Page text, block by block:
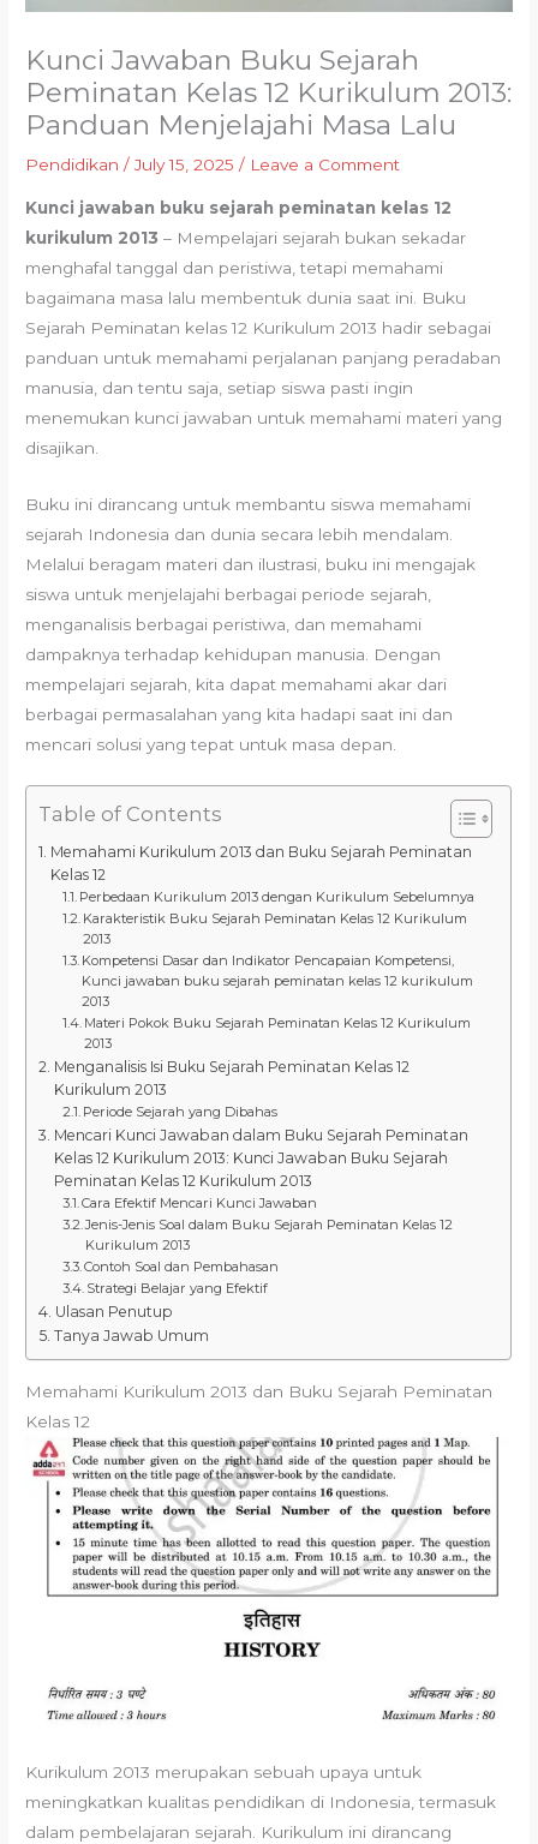
Kunci Jawaban Buku Sejarah
Peminatan Kelas 12 Kurikulum 2013:
Panduan Menjelajahi Masa Lalu
Pendidikan /July 15, 2025/ Leave a Comment
Kunci jawaban buku sejarah peminatan kelas 12
kurikulum 2013 – Mempelajari sejarah bukan sekadar
menghafal tanggal dan peristiwa, tetapi memahami
bagaimana masa lalu membentuk dunia saat ini. Buku
Sejarah Peminatan kelas 12 Kurikulum 2013 hadir sebagai
panduan untuk memahami perjalanan panjang peradaban
manusia, dan tentu saja, setiap siswa pasti ingin
menemukan kunci jawaban untuk memahami materi yang
disajikan.
Buku ini dirancang untuk membantu siswa memahami
sejarah Indonesia dan dunia secara lebih mendalam.
Melalui beragam materi dan ilustrasi, buku ini mengajak
siswa untuk menjelajahi berbagai periode sejarah,
menganalisis berbagai peristiwa, dan memahami
dampaknya terhadap kehidupan manusia. Dengan
mempelajari sejarah, kita dapat memahami akar dari
berbagai permasalahan yang kita hadapi saat ini dan
mencari solusi yang tepat untuk masa depan.
Table of Contents
Memahami Kurikulum 2013 dan Buku Sejarah Peminatan
Kelas 12
Perbedaan Kurikulum 2013 dengan Kurikulum Sebelumnya
Karakteristik Buku Sejarah Peminatan Kelas 12 Kurikulum
2013
Kompetensi Dasar dan Indikator Pencapaian Kompetensi,
Kunci jawaban buku sejarah peminatan kelas 12 kurikulum
2013
Materi Pokok Buku Sejarah Peminatan Kelas 12 Kurikulum
2013
Menganalisis Isi Buku Sejarah Peminatan Kelas 12
Kurikulum 2013
Periode Sejarah yang Dibahas
Mencari Kunci Jawaban dalam Buku Sejarah Peminatan
Kelas 12 Kurikulum 2013: Kunci Jawaban Buku Sejarah
Peminatan Kelas 12 Kurikulum 2013
Cara Efektif Mencari Kunci Jawaban
Jenis-Jenis Soal dalam Buku Sejarah Peminatan Kelas 12
Kurikulum 2013
Contoh Soal dan Pembahasan
Strategi Belajar yang Efektif
Ulasan Penutup
Tanya Jawab Umum
Memahami Kurikulum 2013 dan Buku Sejarah Peminatan
Kelas 12
Kurikulum 2013 merupakan sebuah upaya untuk
meningkatkan kualitas pendidikan di Indonesia, termasuk
dalam pembelajaran sejarah. Kurikulum ini dirancang